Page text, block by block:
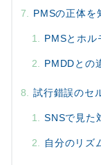
PMSの正体を
PMSとホル
PMDDとの
試行錯誤のセ
SNSで見た
自分のリズ